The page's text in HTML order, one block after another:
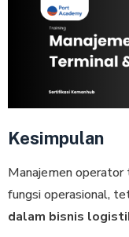
Kesimpulan
Manajemen operator
fungsi operasional,
dalam bisnis